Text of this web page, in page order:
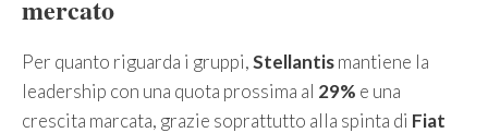
mercato
Per quanto riguarda i gruppi,Stellantismantiene la
leadership con una quota prossima al 29% e una
crescita marcata, grazie soprattutto alla spinta di Fiat